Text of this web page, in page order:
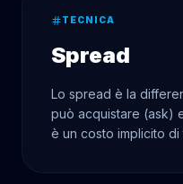
TECNICA
Spread
Lo spread è la
può acquistare (ask)
è un costo implicito di